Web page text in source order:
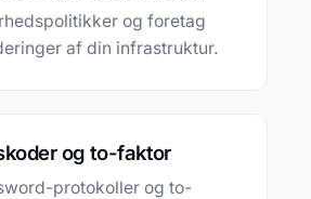
og foretag
af din infrastruktur.
og to-faktor
protokoller og to-